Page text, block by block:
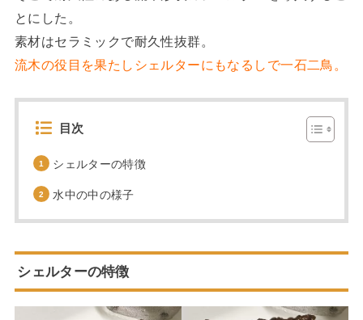
とにした。
素材はセラミックで耐久性抜群。
流木の役目を果たしシェルターにもなるしで一石二鳥。
目次
シェルターの特徴
水中の中の様子
シェルターの特徴